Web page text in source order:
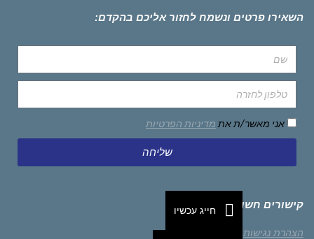
השאירו פרטים ונשמח לחזור אליכם בהקדם:
אני מאשר/ת את מדיניות הפרטיות
שליחה
קישורים חשובים
הצהרת נגישות
חייג עכשיו